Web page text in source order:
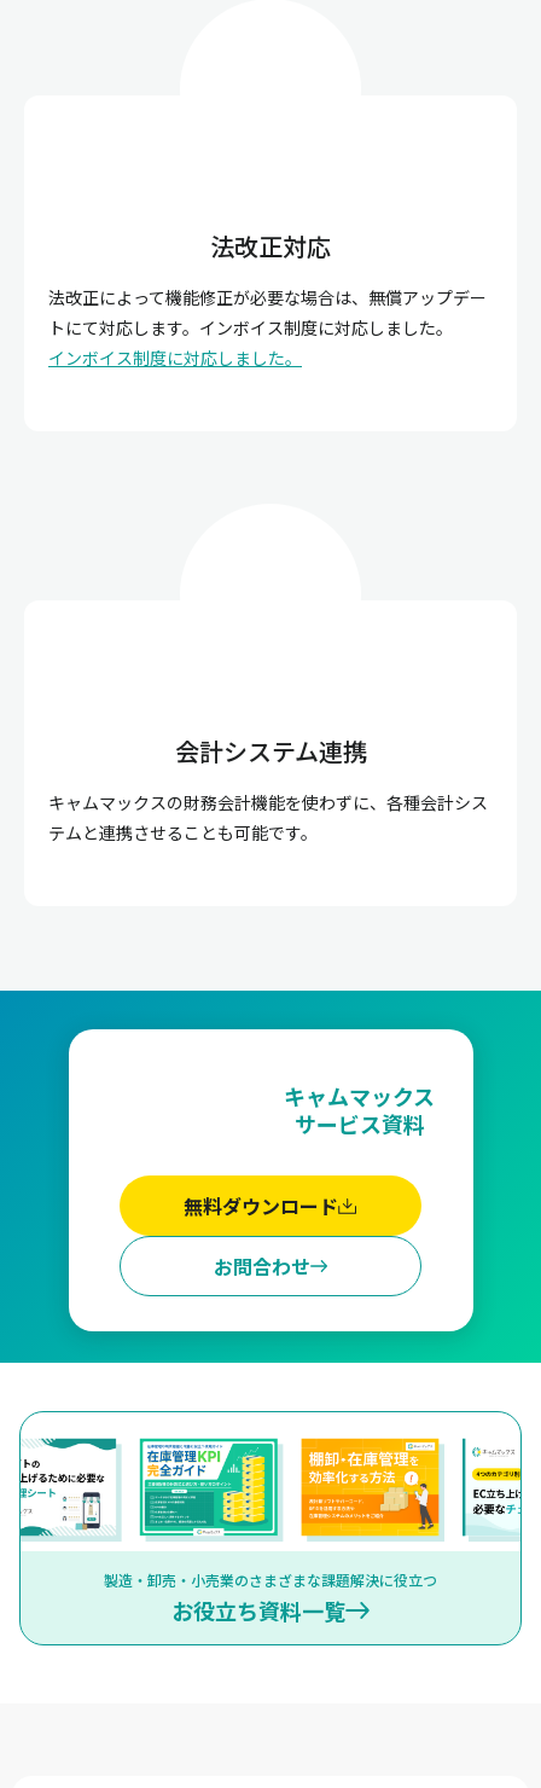
法改正対応
法改正によって機能修正が必要な場合は、無償アップデー
トにて対応します。インボイス制度に対応しました。
インボイス制度に対応しました。
会計システム連携
キャムマックスの財務会計機能を使わずに、各種会計シス
テムと連携させることも可能です。
キャムマックス
サービス資料
お問合わせ
無料ダウンロード
製造・卸売・小売業のさまざまな課題解決に役立つ
お役立ち資料一覧